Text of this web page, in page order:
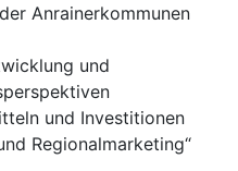
Anrainer­kommunen
und
und Investitionen
Regionalmarketing“